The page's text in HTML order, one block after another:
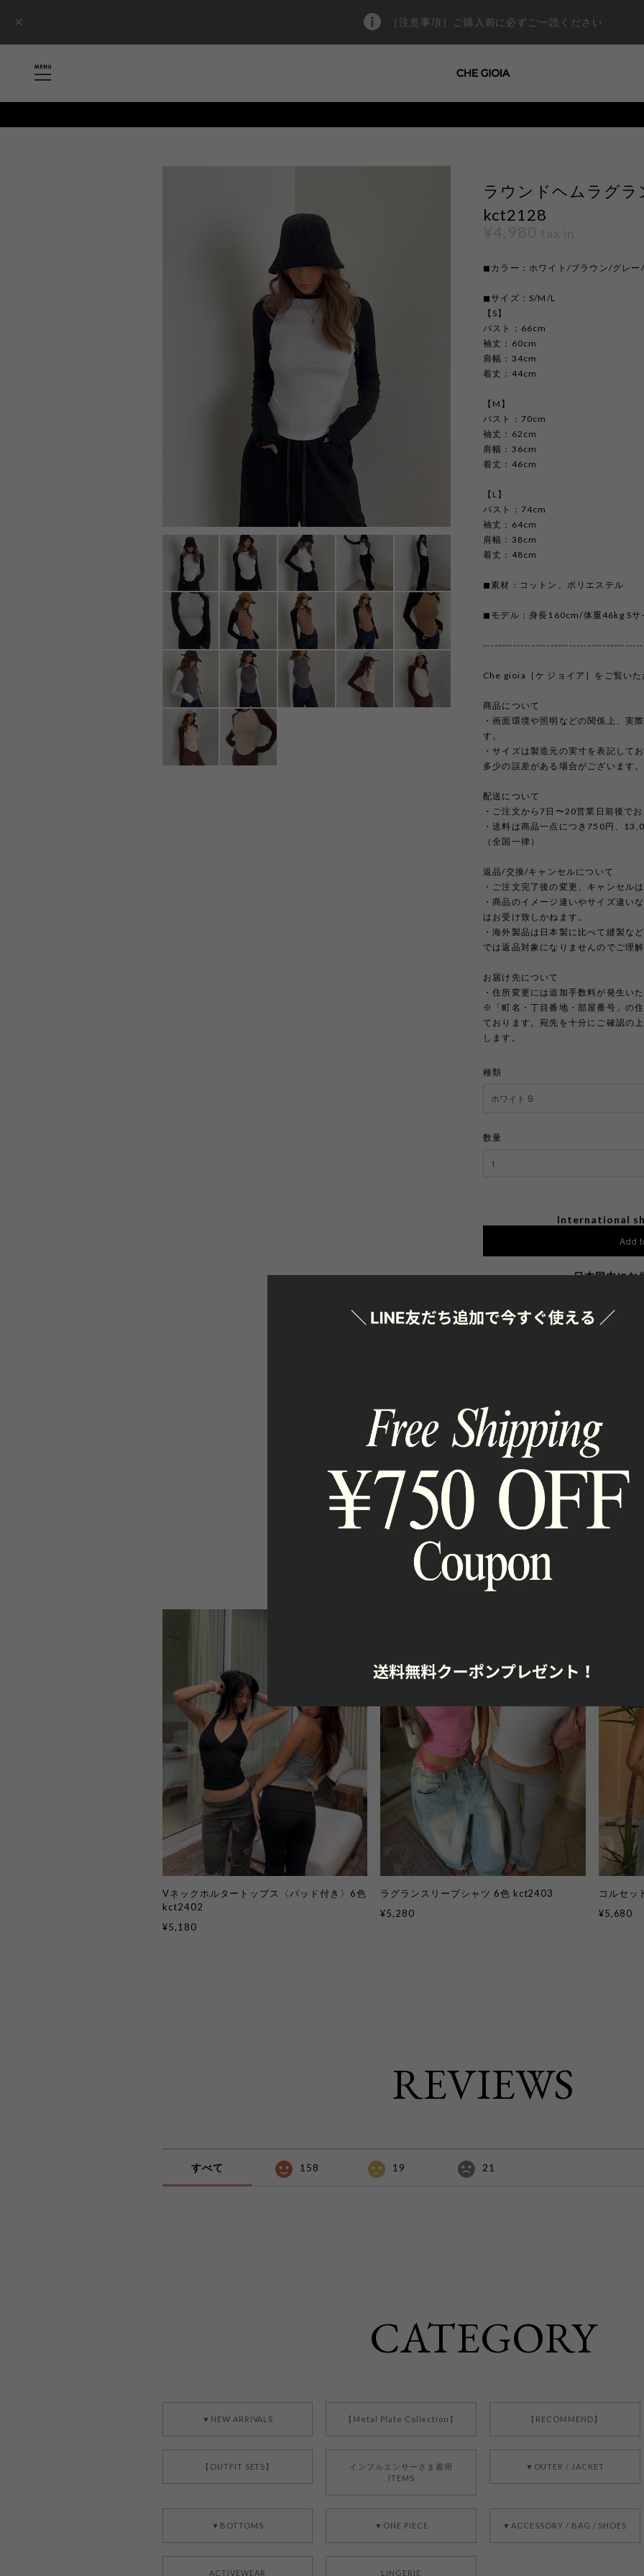
［注意事項］ご購入前に必ずご一読ください
ラウンドヘムラグラ
kct2128
◼︎カラー：ホワイト/ブラウン/グレー/
◼︎サイズ：S/M/L
【S】
バスト：66cm
袖丈：60cm
肩幅：34cm
着丈：44cm
【M】
バスト：70cm
袖丈：62cm
肩幅：36cm
着丈：46cm
【L】
バスト：74cm
袖丈：64cm
肩幅：38cm
着丈：48cm
◼︎素材：コットン、ポリエステル
◼︎モデル：身長160cm/体重46kg Sサ
Che gioia［ケ ジョイア］をご覧いた
商品について
・画面環境や照明などの関係上、実
す。
・サイズは製造元の実寸を表記して
多少の誤差がある場合がございます。
配送について
・ご注文から7日〜20営業日前後でお
・送料は商品一点につき750円、
（全国一律）
返品/交換/キャンセルについて
・ご注文完了後の変更、キャンセル
・商品のイメージ違いやサイズ違い
はお受け致しかねます。
・海外製品は日本製に比べて縫製な
では返品対象になりませんのでご理
お届け先について
・住所変更には追加手数料が発生いた
※「町名・丁目番地・部屋番号」の
ております。宛先を十分にご確認の
します。
種類
数量
International
Add
日本国内にお
RELATED ITEMS
Vネックホルタートップス〈パッド付き〉6色
kct2402
¥5,180
ラグランスリーブシャツ 6色 kct2403
¥5,280
コルセッ
¥5,680
REVIEWS
すべて 158 19 21
CATEGORY
▼NEW ARRIVALS 【Metal Plate Collection】 【RECOMMEND】
【OUTFIT SETS】
インフルエンサーさま着用
ITEMS
▼OUTER / JACKET
▼BOTTOMS ▼ONE PIECE ▼ACCESSORY / BAG / SHOES
ACTIVEWEAR LINGERIE